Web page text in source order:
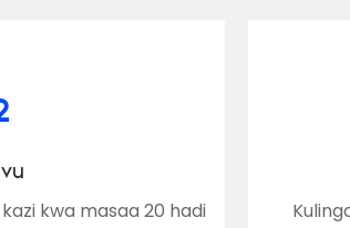
kwa masaa 20 hadi